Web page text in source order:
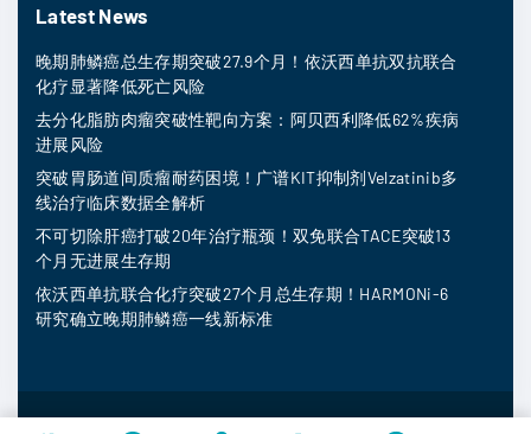
Latest News
晚期肺鳞癌总生存期突破27.9个月！依沃西单抗双抗联合
化疗显著降低死亡风险
去分化脂肪肉瘤突破性靶向方案：阿贝西利降低62%疾病
进展风险
突破胃肠道间质瘤耐药困境！广谱KIT抑制剂Velzatinib多
线治疗临床数据全解析
不可切除肝癌打破20年治疗瓶颈！双免联合TACE突破13
个月无进展生存期
依沃西单抗联合化疗突破27个月总生存期！HARMONi-6
研究确立晚期肺鳞癌一线新标准